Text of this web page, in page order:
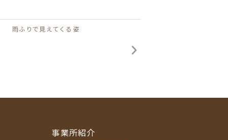
雨ふりで見えてくる姿
事業所紹介